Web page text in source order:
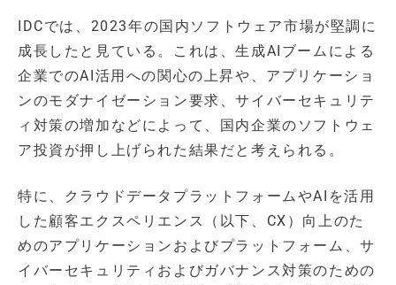
IDCでは、2023年の国内ソフトウェア市場が堅調に
成長したと見ている。これは、生成AIブームによる
企業でのAI活用への関心の上昇や、アプリケーショ
ンのモダナイゼーション要求、サイバーセキュリテ
ィ対策の増加などによって、国内企業のソフトウェ
ア投資が押し上げられた結果だと考えられる。
特に、クラウドデータプラットフォームやAIを活用
した顧客エクスペリエンス（以下、CX）向上のた
めのアプリケーションおよびプラットフォーム、サ
イバーセキュリティおよびガバナンス対策のための